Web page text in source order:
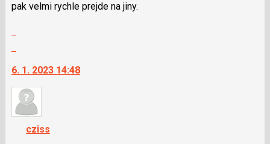
pak velmi rychle prejde na jiny.
další
nový
názor.
navigaci
lze
6. 1. 2023 14:48
cziss